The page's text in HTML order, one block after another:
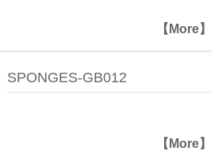
【More】
SPONGES-GB012
【More】